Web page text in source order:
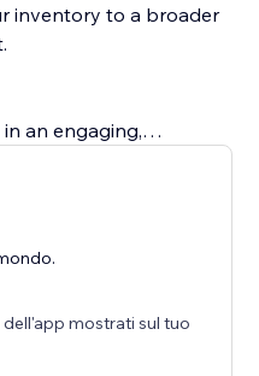
inventory to a broader
an engaging,
designs based on
whose style profile
website. Let Gemma
mostrati sul tuo